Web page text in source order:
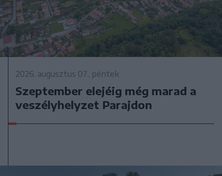
2026. augusztus 07., péntek
Szeptember elejéig még marad a
veszélyhelyzet Parajdon